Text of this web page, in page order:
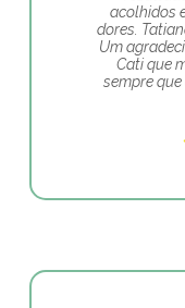
acolhidos
dores.
Um
Cati que
sempre